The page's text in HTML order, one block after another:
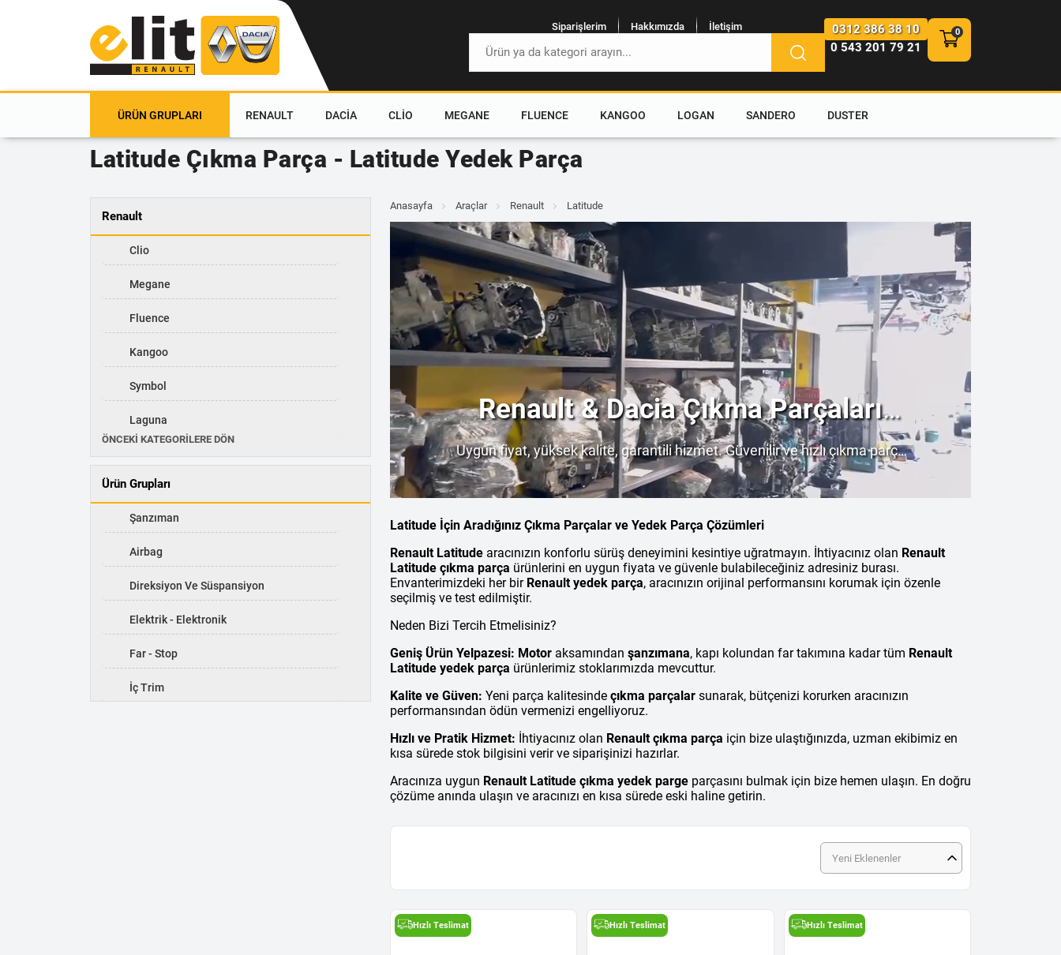
Siparişlerim Hakkımızda İletişim
0312 386 38 10
0 543 201 79 21
ÜRÜN GRUPLARI RENAULT DACIA CLIO MEGANE FLUENCE KANGOO LOGAN SANDERO DUSTER
Latitude Çıkma Parça - Latitude Yedek Parça
Renault
Clio
Megane
Fluence
Kangoo
Symbol
Laguna
Latitude
Scenic
Captur
Kadjar
Taliant
ÖNCEKI KATEGORILERE DÖN
Ürün Grupları
Şanzıman
Airbag
Direksiyon Ve Süspansiyon
Elektrik - Elektronik
Far - Stop
İç Trim
Anasayfa Araçlar Renault Latitude
Renault & Dacia Çıkma Parçaları
İçin Bizi Arayın!
Uygun fiyat, yüksek kalite, garantili hizmet. Güvenilir ve hızlı çıkma parça
çözümleri.
Latitude İçin Aradığınız Çıkma Parçalar ve Yedek Parça Çözümleri
Renault Latitude aracınızın konforlu sürüş deneyimini kesintiye uğratmayın. İhtiyacınız olan Renault
Latitude çıkma parça ürünlerini en uygun fiyata ve güvenle bulabileceğiniz adresiniz burası.
Envanterimizdeki her bir Renault yedek parça, aracınızın orijinal performansını korumak için özenle
seçilmiş ve test edilmiştir.
Neden Bizi Tercih Etmelisiniz?
Geniş Ürün Yelpazesi: Motor aksamından şanzımana, kapı kolundan far takımına kadar tüm Renault
Latitude yedek parça ürünlerimiz stoklarımızda mevcuttur.
Kalite ve Güven: Yeni parça kalitesinde çıkma parçalar sunarak, bütçenizi korurken aracınızın
performansından ödün vermenizi engelliyoruz.
Hızlı ve Pratik Hizmet: İhtiyacınız olan Renault çıkma parça için bize ulaştığınızda, uzman ekibimiz en
kısa sürede stok bilgisini verir ve siparişinizi hazırlar.
Aracınıza uygun Renault Latitude çıkma yedek parge parçasını bulmak için bize hemen ulaşın. En doğru
çözüme anında ulaşın ve aracınızı en kısa sürede eski haline getirin.
Yeni Eklenenler
Hızlı Teslimat Hızlı Teslimat Hızlı Teslimat